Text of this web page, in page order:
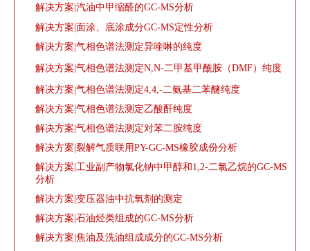
解决方案|汽油中甲缩醛的GC-MS分析
解决方案|面涂、底涂成分GC-MS定性分析
解决方案|气相色谱法测定异喹啉的纯度
解决方案|气相色谱法测定N,N-二甲基甲酰胺（DMF）纯度
解决方案|气相色谱法测定4,4,-二氨基二苯醚纯度
解决方案|气相色谱法测定乙酸酐纯度
解决方案|气相色谱法测定对苯二胺纯度
解决方案|裂解气质联用PY-GC-MS橡胶成份分析
解决方案|工业副产物氯化钠中甲醇和1,2-二氯乙烷的GC-MS
分析
解决方案|变压器油中抗氧剂的测定
解决方案|石油烃类组成的GC-MS分析
解决方案|焦油及洗油组成成分的GC-MS分析